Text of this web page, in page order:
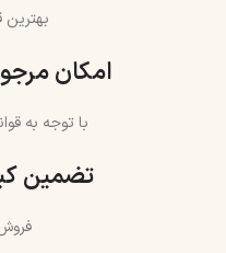
بهترین
امکان
با توجه به
تضمین